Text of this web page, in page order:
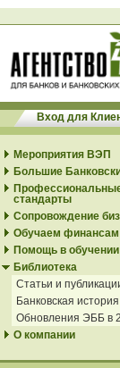
Вход для
Мероприятия ВЭП
Большие
стандарты
Сопровождение
Обучаем финансам
Помощь в обучении
Библиотека
Статьи и
Банковская
Обновления ЭББ в
О компании